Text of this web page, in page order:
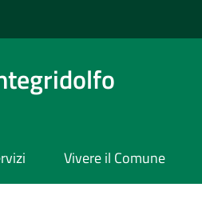
Vivere il Comune